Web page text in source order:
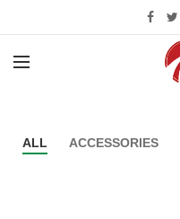
ALL ACCESSORIES